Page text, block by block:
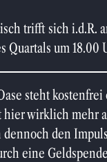
trifft sich i.d.R.
Quartals um 18.00
steht
wirklich mehr
den
eine Geldspende